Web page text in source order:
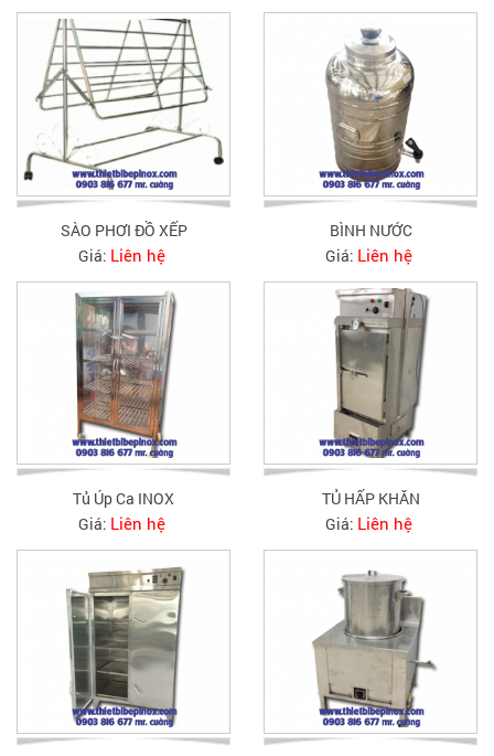
SÀO PHƠI ĐỒ XẾP
Giá: Liên hệ
BÌNH NƯỚC
Giá: Liên hệ
Tủ Úp Ca INOX
Giá: Liên hệ
TỦ HẤP KHĂN
Giá: Liên hệ